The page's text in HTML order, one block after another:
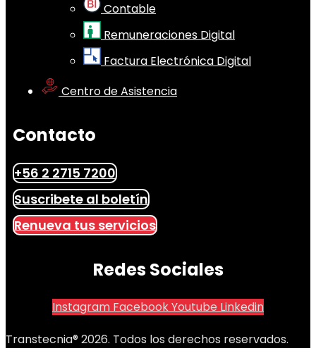
Contable
Remuneraciones Digital
Factura Electrónica Digital
Centro de Asistencia
Contacto
+56 2 2715 7200
Suscribete al boletín
Renueva tus servicios
Redes Sociales
Instagram FacebookYoutube Linkedin
Transtecnia® 2026. Todos los derechos reservados.